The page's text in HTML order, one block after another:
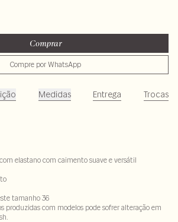
Comprar
Compre por WhatsApp
Medidas Entrega Trocas
elastano com caimento suave e versátil
tamanho 36
produzidas com modelos pode sofrer alteração em